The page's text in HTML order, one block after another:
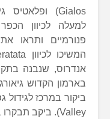
פנורמיים ותראו
אנדרוס, שנבנה
Valley). ביקב תבקרו במוזיאון ותטעמו יינות בחינם.